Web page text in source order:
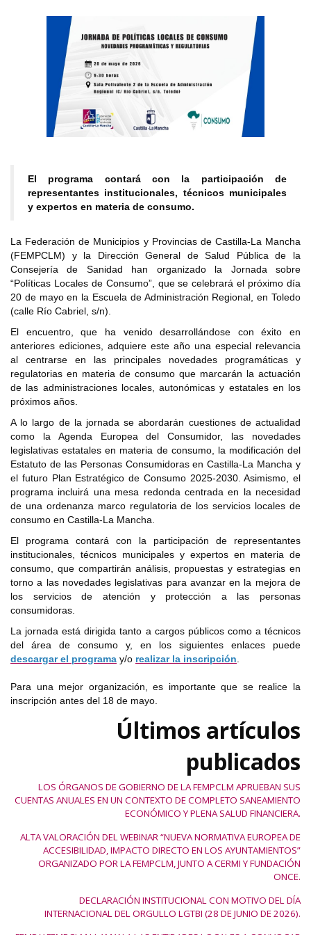
El programa contará con la participación de
representantes institucionales, técnicos municipales
y expertos en materia de consumo.
La Federación de Municipios y Provincias de Castilla-La Mancha
(FEMPCLM) y la Dirección General de Salud Pública de la
Consejería de Sanidad han organizado la Jornada sobre
“Políticas Locales de Consumo”, que se celebrará el próximo día
20 de mayo en la Escuela de Administración Regional, en Toledo
(calle Río Cabriel, s/n).
El encuentro, que ha venido desarrollándose con éxito en
anteriores ediciones, adquiere este año una especial relevancia
al centrarse en las principales novedades programáticas y
regulatorias en materia de consumo que marcarán la actuación
de las administraciones locales, autonómicas y estatales en los
próximos años.
A lo largo de la jornada se abordarán cuestiones de actualidad
como la Agenda Europea del Consumidor, las novedades
legislativas estatales en materia de consumo, la modificación del
Estatuto de las Personas Consumidoras en Castilla-La Mancha y
el futuro Plan Estratégico de Consumo 2025-2030. Asimismo, el
programa incluirá una mesa redonda centrada en la necesidad
de una ordenanza marco regulatoria de los servicios locales de
consumo en Castilla-La Mancha.
El programa contará con la participación de representantes
institucionales, técnicos municipales y expertos en materia de
consumo, que compartirán análisis, propuestas y estrategias en
torno a las novedades legislativas para avanzar en la mejora de
los servicios de atención y protección a las personas
consumidoras.
La jornada está dirigida tanto a cargos públicos como a técnicos
del área de consumo y, en los siguientes enlaces puede
descargar el programa y/o realizar la inscripción
Para una mejor organización, es importante que se realice la
inscripción antes del 18 de mayo.
Últimos artículos
publicados
LOS ÓRGANOS DE GOBIERNO DE LA FEMPCLM APRUEBAN SUS
CUENTAS ANUALES EN UN CONTEXTO DE COMPLETO SANEAMIENTO
ECONÓMICO Y PLENA SALUD FINANCIERA.
ALTA VALORACIÓN DEL WEBINAR “NUEVA NORMATIVA EUROPEA DE
ACCESIBILIDAD, IMPACTO DIRECTO EN LOS AYUNTAMIENTOS”
ORGANIZADO POR LA FEMPCLM, JUNTO A CERMI Y FUNDACIÓN
ONCE.
DECLARACIÓN INSTITUCIONAL CON MOTIVO DEL DÍA
INTERNACIONAL DEL ORGULLO LGTBI (28 DE JUNIO DE 2026).